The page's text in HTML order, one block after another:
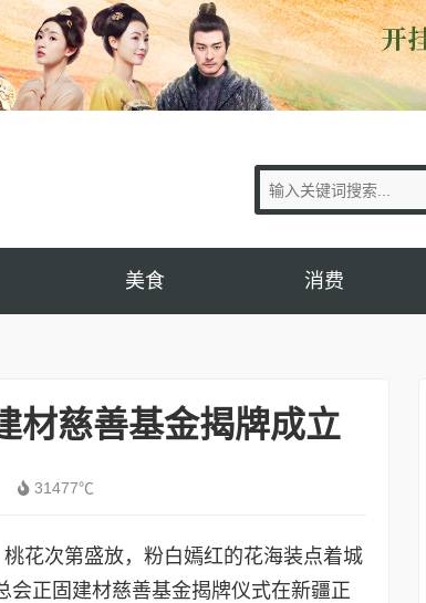
美食 消费
材慈善基金揭牌成立
31477℃
花次第盛放，粉白嫣红的花海装点着城
会正固建材慈善基金揭牌仪式在新疆正